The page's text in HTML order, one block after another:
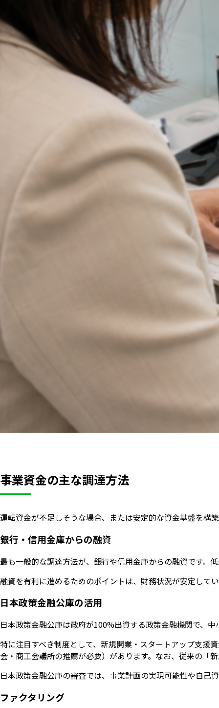
事業資金の主な調達方法
運転資金が不足しそうな場合、または安定的な資金基盤を構
銀行・信用金庫からの融資
最も一般的な調達方法が、銀行や信用金庫からの融資です。
融資を有利に進めるためのポイントは、財務状況が安定して
日本政策金融公庫の活用
日本政策金融公庫は政府が100%出資する政策金融機関で、
特に注目すべき制度として、新規開業・スタートアップ支援
会・商工会議所の推薦が必要）があります。なお、従来の「
日本政策金融公庫の審査では、事業計画の実現可能性や自己
ファクタリング